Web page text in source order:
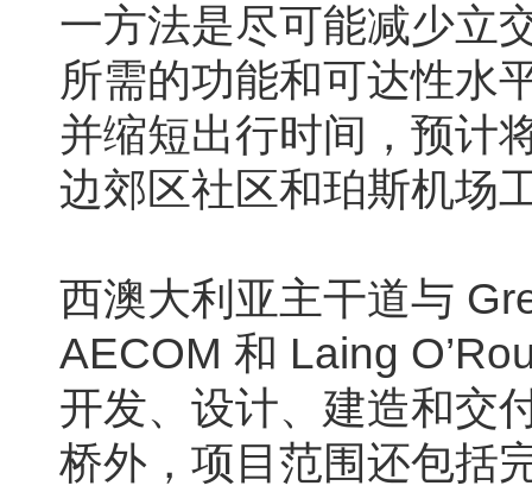
一方法是尽可能减少立
所需的功能和可达性水
并缩短出行时间，预计
边郊区社区和珀斯机场
西澳大利亚主干道与
AECOM 和 Laing
开发、设计、建造和交
桥外，项目范围还包括